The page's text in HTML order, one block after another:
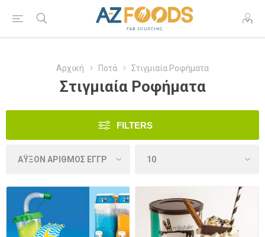
Αρχική Ποτά Στιγμιαία Ροφήματα
Στιγμιαία Ροφήματα
FILTERS